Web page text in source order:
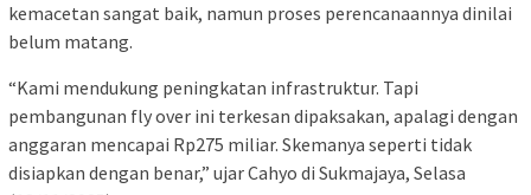
kemacetan sangat baik, namun proses perencanaannya dinilai
belum matang.
“Kami mendukung peningkatan infrastruktur. Tapi
pembangunan fly over ini terkesan dipaksakan, apalagi dengan
anggaran mencapai Rp275 miliar. Skemanya seperti tidak
disiapkan dengan benar,” ujar Cahyo di Sukmajaya, Selasa